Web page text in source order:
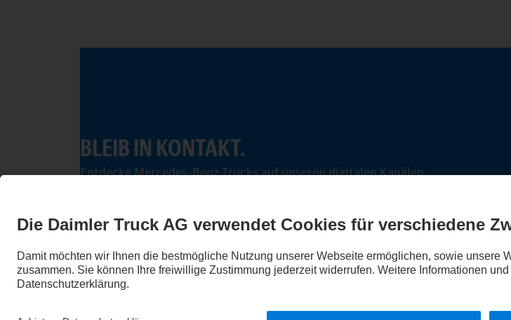
BLEIB IN KONTAKT.
Entdecke Mercedes-Benz Trucks auf unseren digitalen Kanälen.